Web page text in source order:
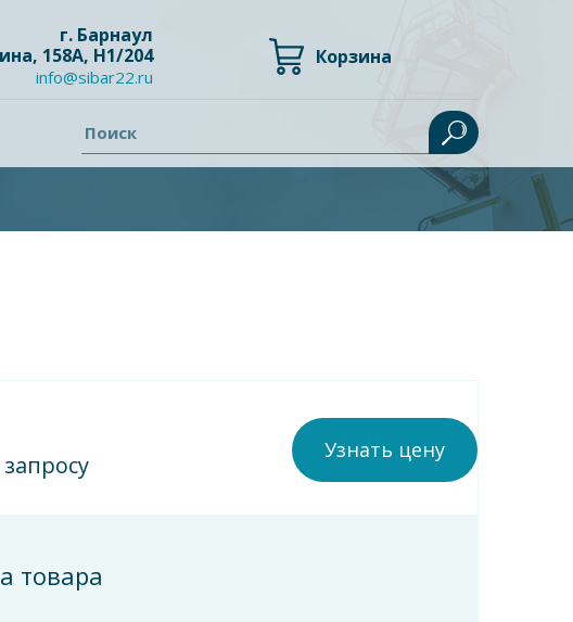
г. Барнаул
158А, Н1/204
info@sibar22.ru
Корзина
Поиск
Узнать цену
товара